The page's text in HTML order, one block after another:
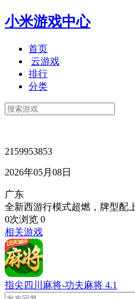
小米游戏中心
首页
云游戏
排行
分类
2159953853
2026年05月08日
广东
全新西游行模式超燃，牌型配
0次浏览 0
相关游戏
指尖四川麻将-功夫麻将 4.1